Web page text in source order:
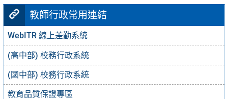
教師行政常用連結
WebITR 線上差勤系統
(高中部) 校務行政系統
(國中部) 校務行政系統
教育品質保證專區